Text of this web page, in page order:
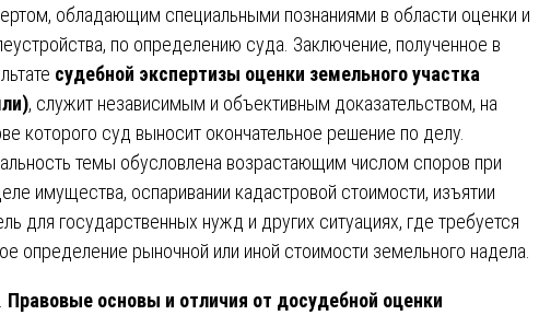
обладающим специальными познаниями в области оценки и
по определению суда. Заключение, полученное в
судебной экспертизы оценки земельного участка
, служит независимым и объективным доказательством, на
которого суд выносит окончательное решение по делу.
темы обусловлена возрастающим числом споров при
имущества, оспаривании кадастровой стоимости, изъятии
для государственных нужд и других ситуациях, где требуется
определение рыночной или иной стоимости земельного надела.
Правовые основы и отличия от досудебной оценки